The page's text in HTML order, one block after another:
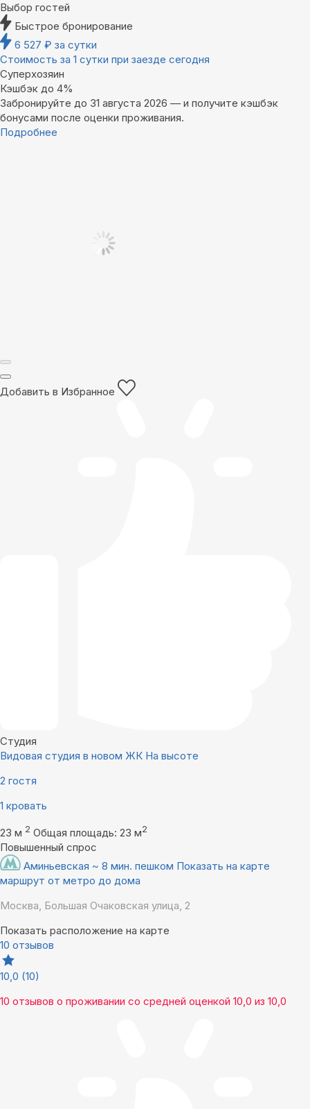
Выбор гостей
Быстрое бронирование
6 527 ₽ за сутки
Стоимость за 1 сутки при заезде сегодня
Суперхозяин
Кэшбэк до 4%
Забронируйте до 31 августа 2026 — и получите кэшбэк
бонусами после оценки проживания.
Подробнее
Добавить в Избранное
Студия
Видовая студия в новом ЖК На высоте
2 гостя
1 кровать
23 м 2 Общая площадь: 23 м2
Повышенный спрос
Аминьевская ~ 8 мин. пешком Показать на карте
маршрут от метро до дома
Москва, Большая Очаковская улица, 2
Показать расположение на карте
10 отзывов
10,0 (10)
10 отзывов о проживании со средней оценкой 10,0 из 10,0